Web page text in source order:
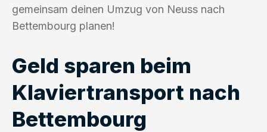
gemeinsam deinen Umzug von Neuss nach
Bettembourg planen!
Geld sparen beim
Klaviertransport nach
Bettembourg